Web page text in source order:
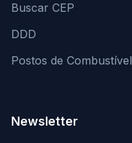
Buscar CEP
DDD
Postos de Combustível
Newsletter